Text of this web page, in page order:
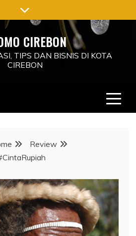
CIREBON
TIPS DAN BISNIS DI KOTA
CIREBON
Review